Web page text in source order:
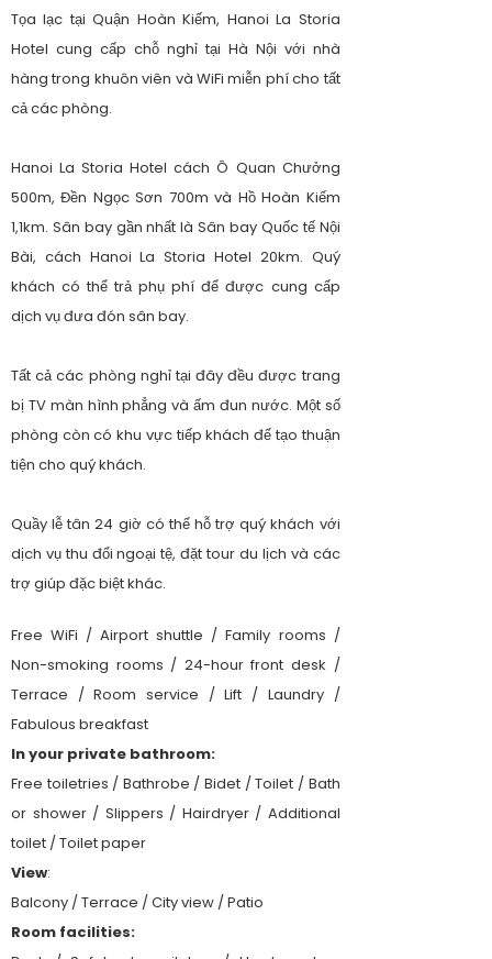
Tọa lạc tại Quận Hoàn Kiếm, Hanoi La Storia
Hotel cung cấp chỗ nghỉ tại Hà Nội với nhà
hàng trong khuôn viên và WiFi miễn phí cho tất
cả các phòng.
Hanoi La Storia Hotel cách Ô Quan Chưởng
500m, Đền Ngọc Sơn 700m và Hồ Hoàn Kiếm
1,1km. Sân bay gần nhất là Sân bay Quốc tế Nội
Bài, cách Hanoi La Storia Hotel 20km. Quý
khách có thể trả phụ phí để được cung cấp
dịch vụ đưa đón sân bay.
Tất cả các phòng nghỉ tại đây đều được trang
bị TV màn hình phẳng và ấm đun nước. Một số
phòng còn có khu vực tiếp khách để tạo thuận
tiện cho quý khách.
Quầy lễ tân 24 giờ có thể hỗ trợ quý khách với
dịch vụ thu đổi ngoại tệ, đặt tour du lịch và các
trợ giúp đặc biệt khác.
Free WiFi / Airport shuttle / Family rooms /
Non-smoking rooms / 24-hour front desk /
Terrace / Room service / Lift / Laundry /
Fabulous breakfast
In your private bathroom:
Free toiletries / Bathrobe / Bidet / Toilet / Bath
or shower / Slippers / Hairdryer / Additional
toilet / Toilet paper
View:
Balcony / Terrace / City view / Patio
Room facilities: ​